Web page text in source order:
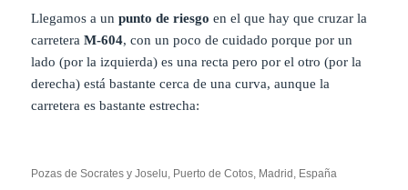
Llegamos a unpunto de riesgo en el que hay que cruzar la
carreteraM-604, con un poco de cuidado porque por un
lado (por la izquierda) es una recta pero por el otro (por la
derecha) está bastante cerca de una curva, aunque la
carretera es bastante estrecha:
Pozas de Socrates y Joselu, Puerto de Cotos, Madrid, España